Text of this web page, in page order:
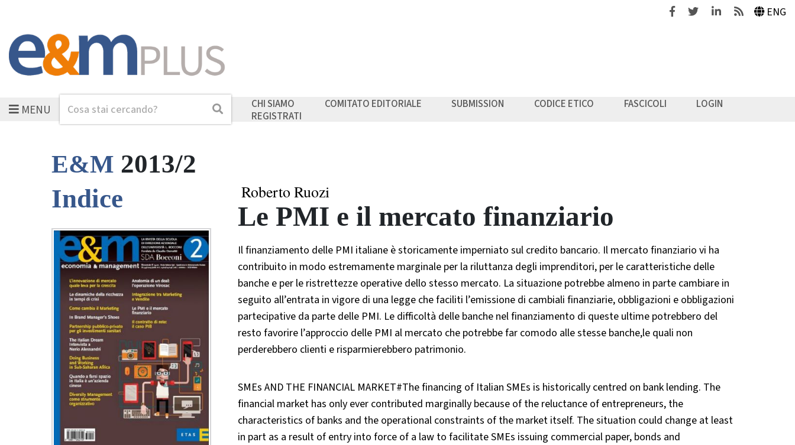
FacebookTwitterLinkedinFeeds ENG
MENUCerca Cerca CHI SIAMO COMITATO EDITORIALE SUBMISSION CODICE ETICO FASCICOLI
LOGIN
REGISTRATI
E&M 2013/2
Indice
Roberto Ruozi
Le PMI e il mercato finanziario
Il finanziamento delle PMI italiane è storicamente imperniato sul credito bancario. Il mercato finanziario vi ha
contribuito in modo estremamente marginale per la riluttanza degli imprenditori, per le caratteristiche delle
banche e per le ristrettezze operative dello stesso mercato. La situazione potrebbe almeno in parte cambiare in
seguito all’entrata in vigore di una legge che faciliti l’emissione di cambiali finanziarie, obbligazioni e obbligazioni
partecipative da parte delle PMI. Le difficoltà delle banche nel finanziamento di queste ultime potrebbero del
resto favorire l’approccio delle PMI al mercato che potrebbe far comodo alle stesse banche,le quali non
perderebbero clienti e risparmierebbero patrimonio.
SMEs AND THE FINANCIAL MARKET#The financing of Italian SMEs is historically centred on bank lending. The
financial market has only ever contributed marginally because of the reluctance of entrepreneurs, the
characteristics of banks and the operational constraints of the market itself. The situation could change at least
in part as a result of entry into force of a law to facilitate SMEs issuing commercial paper, bonds and